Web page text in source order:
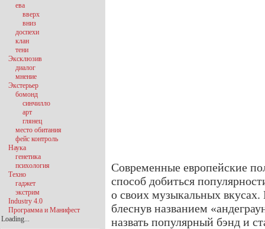
Современные европейские
способ добиться
о своих музыкальных
блеснув названием
назвать популярный бэнд и
ева
вверх
вниз
доспехи
клан
тени
Эксклюзив
диалог
мнение
Экстерьер
бомонд
синчилло
арт
глянец
место обитания
фейс контроль
Наука
генетика
психология
Техно
гаджет
экстрим
Industry 4.0
Программа и Манифест
Loading...